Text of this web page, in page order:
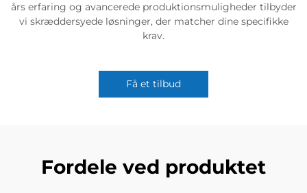
års erfaring og avancerede produktionsmuligheder tilbyder
vi skræddersyede løsninger, der matcher dine specifikke
krav.
Få et tilbud
Fordele ved produktet